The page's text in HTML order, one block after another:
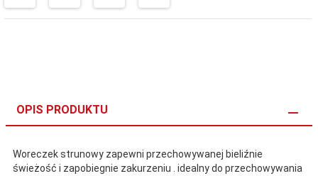
OPIS PRODUKTU
Woreczek strunowy zapewni przechowywanej bieliźnie
świeżość i zapobiegnie zakurzeniu . idealny do przechowywania